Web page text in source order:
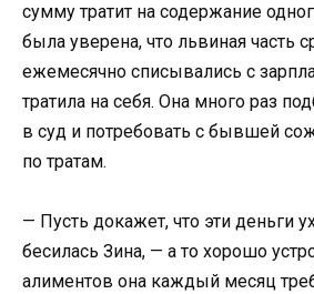
сумму тратит на содержание
была уверена, что львиная часть
ежемесячно списывались с
тратила на себя. Она много раз
в суд и потребовать с бывшей
по тратам.
— Пусть докажет, что эти деньги
бесилась Зина, — а то хорошо
алиментов она каждый месяц